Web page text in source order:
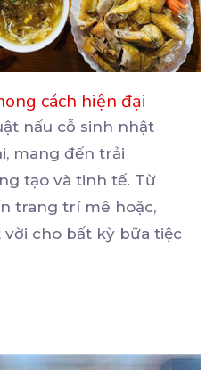
cách hiện đại
nấu cỗ sinh nhật
mang đến trải
tạo và tinh tế. Từ
trang trí mê hoặc,
cho bất kỳ bữa tiệc